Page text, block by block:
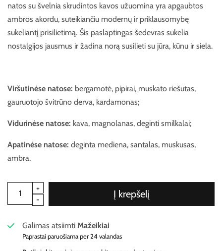
natos su švelnia skrudintos kavos užuomina yra apgaubtos
ambros akordu, suteikiančiu modernų ir priklausomybę
sukeliantį prisilietimą. Šis paslaptingas šedevras sukelia
nostalgijos jausmus ir žadina norą susilieti su jūra, kūnu ir siela.
Viršutinėse natose: bergamotė, pipirai, muskato riešutas,
gauruotojo švitrūno derva, kardamonas;
Vidurinėse natose: kava, magnolanas, deginti smilkalai;
Apatinėse natose: deginta mediena, santalas, muskusas,
ambra.
Į krepšelį
Galimas atsiimti Mažeikiai
Paprastai paruošiama per 24 valandas